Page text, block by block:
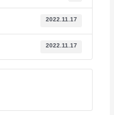
2022.11.17
2022.11.17